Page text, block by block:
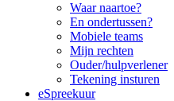
Waar naartoe?
En ondertussen?
Mobiele teams
Mijn rechten
Ouder/hulpverlener
Tekening insturen
eSpreekuur